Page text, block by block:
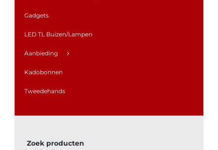
Gadgets
LED TL Buizen/Lampen
Aanbieding
Kadobonnen
Tweedehands
Zoek producten